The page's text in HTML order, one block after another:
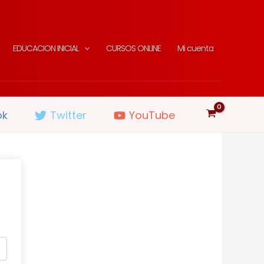
EDUCACION INICIAL CURSOS ONLINE Mi cuenta
Twitter YouTube